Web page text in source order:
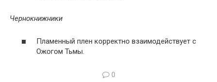
Чернокнижники
Пламенный плен корректно взаимодействует с
Ожогом Тьмы.
0